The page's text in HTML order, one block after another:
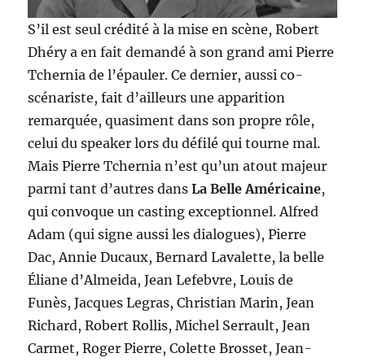
S’il est seul crédité à la mise en scène, Robert
Dhéry a en fait demandé à son grand ami Pierre
Tchernia de l’épauler. Ce dernier, aussi co-
scénariste, fait d’ailleurs une apparition
remarquée, quasiment dans son propre rôle,
celui du speaker lors du défilé qui tourne mal.
Mais Pierre Tchernia n’est qu’un atout majeur
parmi tant d’autres dansLa Belle Américaine,
qui convoque un casting exceptionnel. Alfred
Adam (qui signe aussi les dialogues), Pierre
Dac, Annie Ducaux, Bernard Lavalette, la belle
Éliane d’Almeida, Jean Lefebvre, Louis de
Funès, Jacques Legras, Christian Marin, Jean
Richard, Robert Rollis, Michel Serrault, Jean
Carmet, Roger Pierre, Colette Brosset, Jean-